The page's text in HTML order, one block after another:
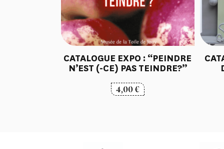
CATALOGUE EXPO : “PEINDRE
N’EST (-CE) PAS TEINDRE?”
4,00€